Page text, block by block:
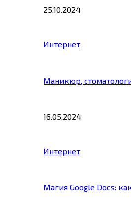
25.10.2024
Интернет
Маникюр,
16.05.2024
Интернет
Магия Google Docs: